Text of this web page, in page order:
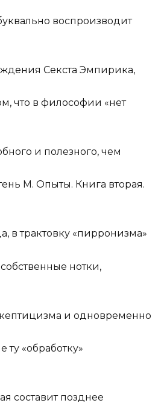
воспроизводит
Секста Эмпирика,
что в философии «нет
и полезного, чем
М. Опыты. Книга вторая.
в трактовку «пирронизма»
нотки,
и одновременно
«обработку»
составит позднее